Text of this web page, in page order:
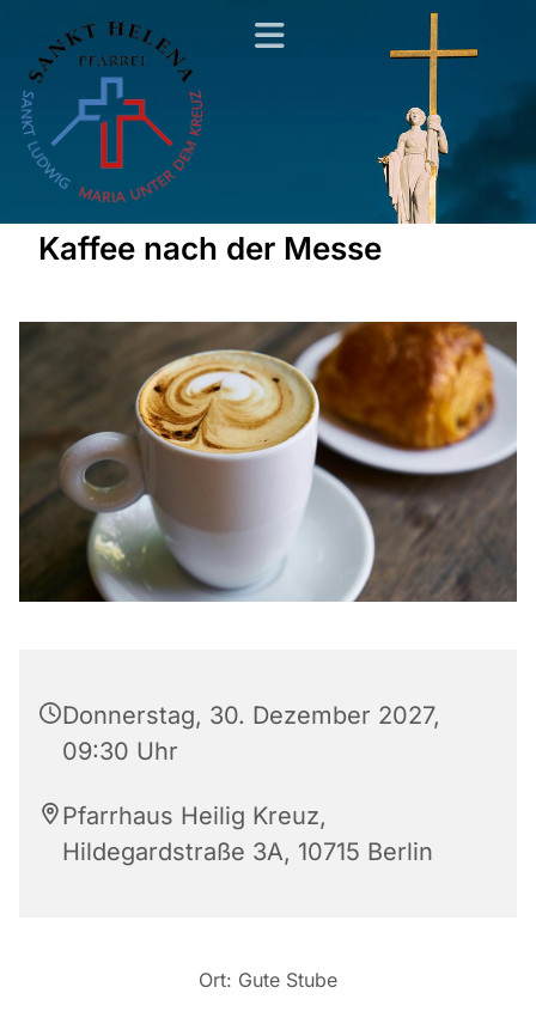
Kaffee nach der Messe
Donnerstag, 30. Dezember 2027,
09:30 Uhr
Pfarrhaus Heilig Kreuz,
Hildegardstraße 3A, 10715 Berlin
Ort: Gute Stube